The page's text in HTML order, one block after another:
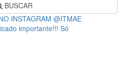
BUSCAR
INSTAGRAM @ITMAE
importante!!! Só